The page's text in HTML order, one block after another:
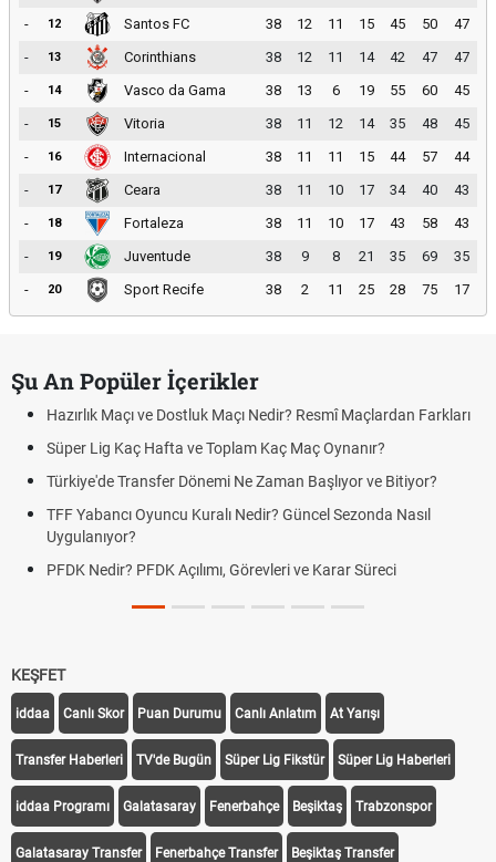
-
12 Santos FC 38 12 11 15 45 50
47
-
13 Corinthians 38 12 11 14 42 47
47
-
14 Vasco da Gama 38 13 6 19 55 60
45
-
15 Vitoria 38 11 12 14 35 48
45
-
16 Internacional 38 11 11 15 44 57
44
-
17 Ceara 38 11 10 17 34 40
43
-
18 Fortaleza 38 11 10 17 43 58
43
-
19 Juventude 38 9 8 21 35 69
35
-
20 Sport Recife 38 2 11 25 28 75 17
Şu An Popüler İçerikler
Hazırlık Maçı ve Dostluk Maçı Nedir? Resmî Maçlardan Farkları
Süper Lig Kaç Hafta ve Toplam Kaç Maç Oynanır?
Türkiye'de Transfer Dönemi Ne Zaman Başlıyor ve Bitiyor?
TFF Yabancı Oyuncu Kuralı Nedir? Güncel Sezonda Nasıl
Uygulanıyor?
PFDK Nedir? PFDK Açılımı, Görevleri ve Karar Süreci
KEŞFET
iddaa Canlı Skor Puan Durumu Canlı Anlatım At Yarışı
Transfer Haberleri TV'de Bugün Süper Lig Fikstür Süper Lig Haberleri
iddaa Programı Galatasaray Fenerbahçe Beşiktaş Trabzonspor
Galatasaray Transfer Fenerbahçe Transfer Beşiktaş Transfer